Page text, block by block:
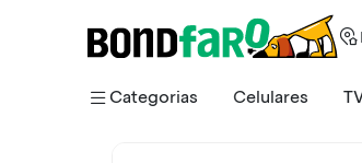
Categorias Celulares